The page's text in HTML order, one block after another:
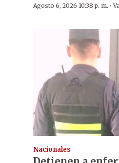
Agosto 6, 2026 10:38 p. m. ·
Nacionales